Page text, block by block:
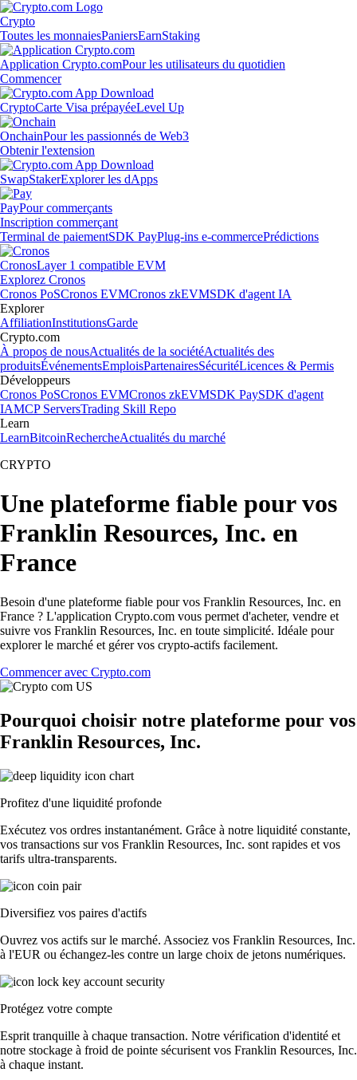
Crypto
Toutes les monnaiesPaniersEarnStaking
Application Crypto.comPour les utilisateurs du quotidien
Commencer
CryptoCarte Visa prépayéeLevel Up
OnchainPour les passionnés de Web3
Obtenir l'extension
SwapStakerExplorer les dApps
PayPour commerçants
Inscription commerçant
Terminal de paiementSDK PayPlug-ins e-commercePrédictions
CronosLayer 1 compatible EVM
Explorez Cronos
Cronos PoSCronos EVMCronos zkEVMSDK d'agent IA
Explorer
AffiliationInstitutionsGarde
Crypto.com
À propos de nousActualités de la sociétéActualités des
produitsÉvénementsEmploisPartenairesSécuritéLicences & Permis
Développeurs
Cronos PoSCronos EVMCronos zkEVMSDK PaySDK d'agent
IAMCP ServersTrading Skill Repo
Learn
LearnBitcoinRechercheActualités du marché
CRYPTO
Une plateforme fiable pour vos
Franklin Resources, Inc. en
France
Besoin d'une plateforme fiable pour vos Franklin Resources, Inc. en
France ? L'application Crypto.com vous permet d'acheter, vendre et
suivre vos Franklin Resources, Inc. en toute simplicité. Idéale pour
explorer le marché et gérer vos crypto-actifs facilement.
Commencer avec Crypto.com
Pourquoi choisir notre plateforme pour vos
Franklin Resources, Inc.
Profitez d'une liquidité profonde
Exécutez vos ordres instantanément. Grâce à notre liquidité constante,
vos transactions sur vos Franklin Resources, Inc. sont rapides et vos
tarifs ultra-transparents.
Diversifiez vos paires d'actifs
Ouvrez vos actifs sur le marché. Associez vos Franklin Resources, Inc.
à l'EUR ou échangez-les contre un large choix de jetons numériques.
Protégez votre compte
Esprit tranquille à chaque transaction. Notre vérification d'identité et
notre stockage à froid de pointe sécurisent vos Franklin Resources, Inc.
à chaque instant.